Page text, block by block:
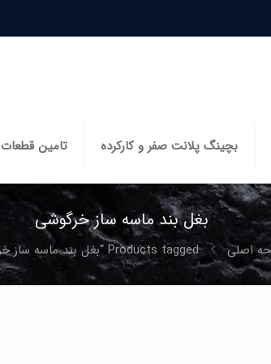
بچینگ پلانت صفر و کارکرده تامین قطعات
بغل بند ماسه ساز خرگوشی
اصلی Products tagged “بغل بند ماسه ساز خرگوشی”